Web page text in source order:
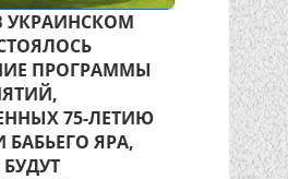
УКРАИНСКОМ
ПРОГРАММЫ
75-ЛЕТИЮ
БАБЬЕГО ЯРА,